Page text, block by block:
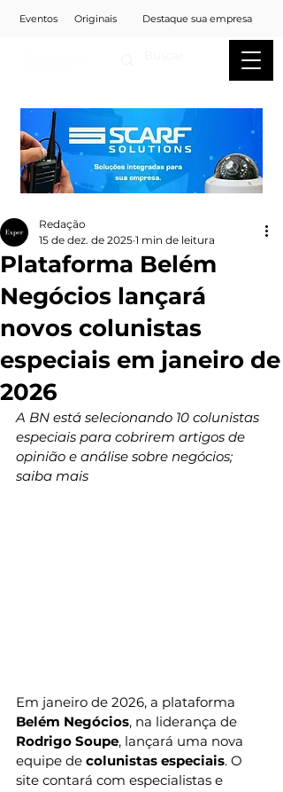
Eventos Originais Destaque sua empresa
Plataforma Belém
Negócios lançará
novos colunistas
especiais em janeiro de
2026
Redação
15 de dez. de 2025 1 min de leitura
A BN está selecionando 10 colunistas
especiais para cobrirem artigos de
opinião e análise sobre negócios;
saiba mais
Em janeiro de 2026, a plataforma
Belém Negócios, na liderança de
Rodrigo Soupe, lançará uma nova
equipe de colunistas especiais. O
site contará com especialistas e